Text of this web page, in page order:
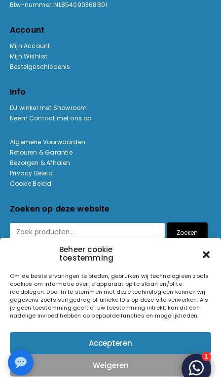
Beheer cookie
toestemming
Om de beste ervaringen te bieden, gebruiken wij technologieën zoals
cookies om informatie over je apparaat op te slaan en/of te
raadplegen. Door in te stemmen met deze technologieën kunnen wij
gegevens zoals surfgedrag of unieke ID's op deze site verwerken. Als
je geen toestemming geeft of uw toestemming intrekt, kan dit een
nadelige invloed hebben op bepaalde functies en mogelijkheden.
Accepteren
Weigeren
Btw-nummer: NL854090368B01
Account
Mijn Account
Mijn Wishlist
Bestelgeschiedenis
Info
DJ winkel met Showroom
Neem Contact met ons op
Algemene Voorwaarden
Retouren & Garantie
Bezorgen & Afhalen
Privacy Beleid
Cookie Beleid
Zoeken op deze website
Zoeken
© 2026 Light and Sound Factory. Alle rechten voorbehouden.
Volg ons op